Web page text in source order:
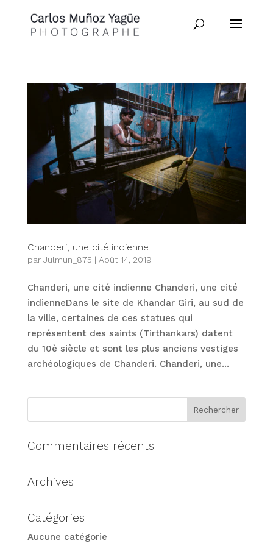
Chanderi, une cité indienne
par Julmun_875 | Août 14, 2019
Chanderi, une cité indienne Chanderi, une cité
indienneDans le site de Khandar Giri, au sud de
la ville, certaines de ces statues qui
représentent des saints (Tirthankars) datent
du 10è siècle et sont les plus anciens vestiges
archéologiques de Chanderi. Chanderi, une...
Commentaires récents
Archives
Catégories
Aucune catégorie